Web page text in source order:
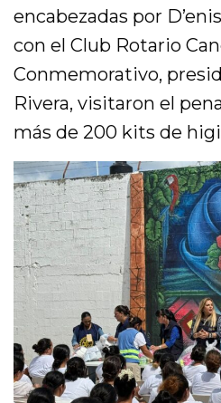
encabezadas por
con el Club Rotario
Conmemorativo,
Rivera, visitaron el
más de 200 kits de